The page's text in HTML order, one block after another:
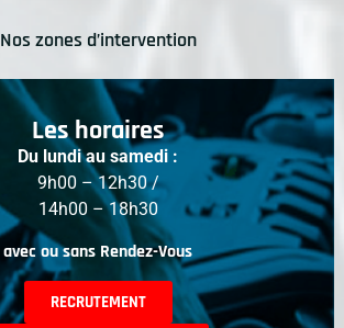
Nos zones d’intervention
Les horaires
Du lundi au samedi :
9h00 – 12h30 /
14h00 – 18h30
avec ou sans Rendez-Vous
RECRUTEMENT